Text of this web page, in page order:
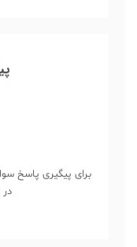
برای پیگیری پاسخ